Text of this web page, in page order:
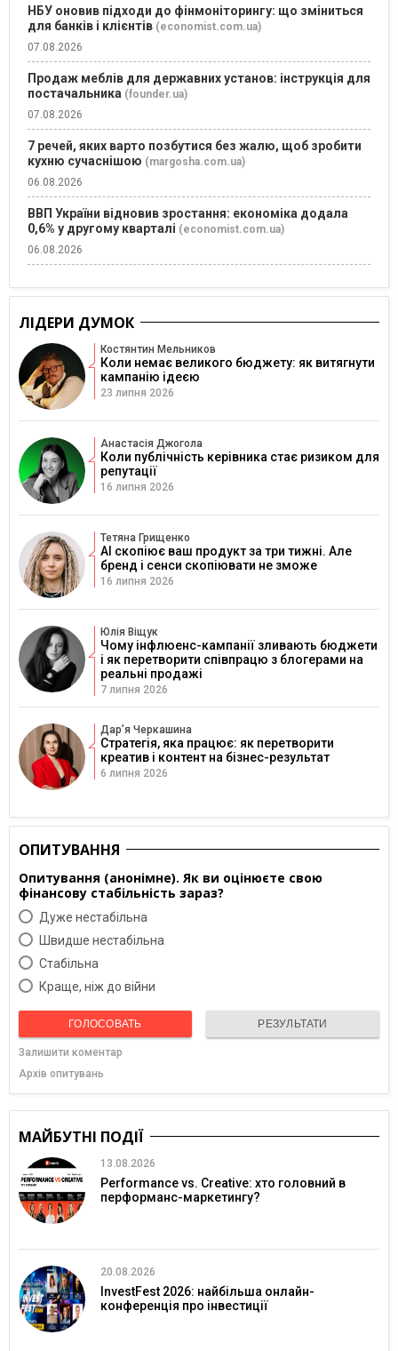
НБУ оновив підходи до фінмоніторингу: що зміниться
для банків і клієнтів (economist.com.ua)
07.08.2026
Продаж меблів для державних установ: інструкція для
постачальника (founder.ua)
07.08.2026
7 речей, яких варто позбутися без жалю, щоб зробити
кухню сучаснішою (margosha.com.ua)
06.08.2026
ВВП України відновив зростання: економіка додала
0,6% у другому кварталі (economist.com.ua)
06.08.2026
ЛІДЕРИ ДУМОК
Костянтин Мельников
Коли немає великого бюджету: як витягнути
кампанію ідеєю
23 липня 2026
Анастасія Джогола
Коли публічність керівника стає ризиком для
репутації
16 липня 2026
Тетяна Грищенко
AI скопіює ваш продукт за три тижні. Але
бренд і сенси скопіювати не зможе
16 липня 2026
Юлія Віщук
Чому інфлюенс-кампанії зливають бюджети
і як перетворити співпрацю з блогерами на
реальні продажі
7 липня 2026
Дарʼя Черкашина
Стратегія, яка працює: як перетворити
креатив і контент на бізнес-результат
6 липня 2026
ОПИТУВАННЯ
Опитування (анонімне). Як ви оцінюєте свою
фінансову стабільність зараз?
Дуже нестабільна
Швидше нестабільна
Cтабільна
Краще, ніж до війни
ГОЛОСОВАТЬ РЕЗУЛЬТАТИ
Залишити коментар
Архів опитувань
МАЙБУТНІ ПОДІЇ
13.08.2026
Performance vs. Creative: хто головний в
перформанс-маркетингу?
20.08.2026
InvestFest 2026: найбільша онлайн-
конференція про інвестиції